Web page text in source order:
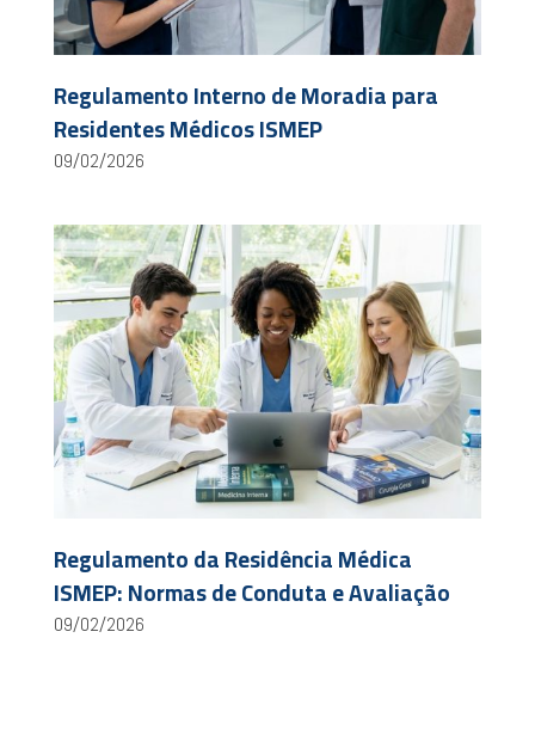
Regulamento Interno de Moradia para
Residentes Médicos ISMEP
09/02/2026
Regulamento da Residência Médica
ISMEP: Normas de Conduta e Avaliação
09/02/2026